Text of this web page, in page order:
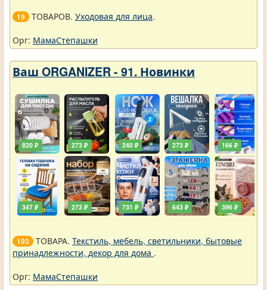
19 ТОВАРОВ. Уходовая для лица.
Орг: МамаСтепашки
Ваш ORGANIZER - 91. Новинки
820 ₽
347 ₽
273 ₽
273 ₽
240 ₽
731 ₽
273 ₽
643 ₽
166 ₽
396 ₽
193 ТОВАРА. Текстиль, мебель, светильники, бытовые
принадлежности, декор для дома .
Орг: МамаСтепашки